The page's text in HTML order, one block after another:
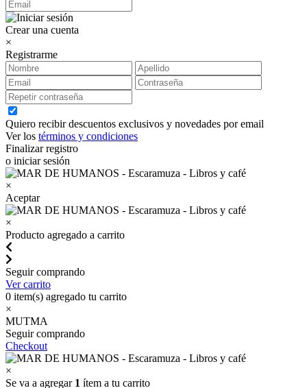
Crear una cuenta
×
Registrarme
Quiero recibir descuentos exclusivos y novedades por email
Ver los términos y condiciones
Finalizar registro
o iniciar sesión
×
Aceptar
×
Producto agregado a carrito
Seguir comprando
Ver carrito
0 item(s) agregado tu carrito
×
MUTMA
Seguir comprando
Checkout
×
Se va a agregar 1 ítem a tu carrito